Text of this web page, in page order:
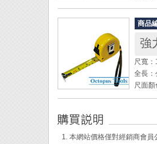
規格
材質
◆ 球
◆ 可使
◆
商品
強
尺寬
全長
尺面
準確數
1. 本網站價格僅對經銷商會